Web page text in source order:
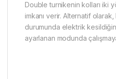
Double turnikenin kolları iki
imkanı verir. Alternatif olarak,
durumunda elektrik
ayarlanan modunda